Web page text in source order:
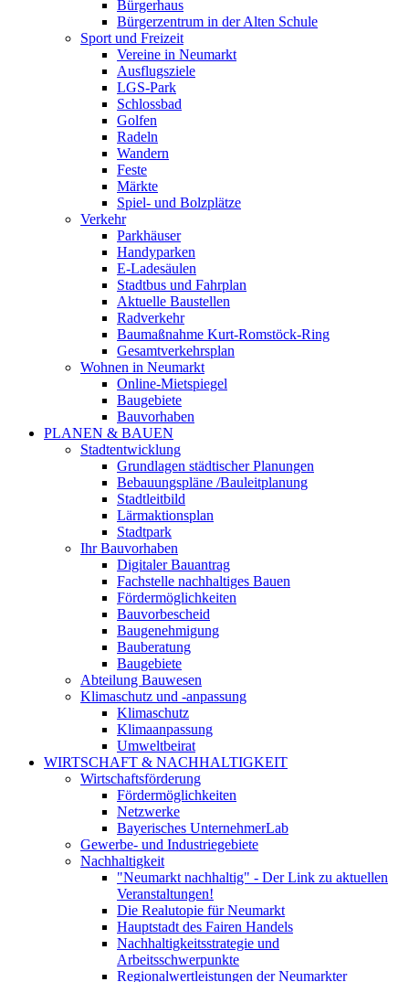
Bürgerhaus
Bürgerzentrum in der Alten Schule
Sport und Freizeit
Vereine in Neumarkt
Ausflugsziele
LGS-Park
Schlossbad
Golfen
Radeln
Wandern
Feste
Märkte
Spiel- und Bolzplätze
Verkehr
Parkhäuser
Handyparken
E-Ladesäulen
Stadtbus und Fahrplan
Aktuelle Baustellen
Radverkehr
Baumaßnahme Kurt-Romstöck-Ring
Gesamtverkehrsplan
Wohnen in Neumarkt
Online-Mietspiegel
Baugebiete
Bauvorhaben
PLANEN & BAUEN
Stadtentwicklung
Grundlagen städtischer Planungen
Bebauungspläne /Bauleitplanung
Stadtleitbild
Lärmaktionsplan
Stadtpark
Ihr Bauvorhaben
Digitaler Bauantrag
Fachstelle nachhaltiges Bauen
Fördermöglichkeiten
Bauvorbescheid
Baugenehmigung
Bauberatung
Baugebiete
Abteilung Bauwesen
Klimaschutz und -anpassung
Klimaschutz
Klimaanpassung
Umweltbeirat
WIRTSCHAFT & NACHHALTIGKEIT
Wirtschaftsförderung
Fördermöglichkeiten
Netzwerke
Bayerisches UnternehmerLab
Gewerbe- und Industriegebiete
Nachhaltigkeit
"Neumarkt nachhaltig" - Der Link zu aktuellen
Veranstaltungen!
Die Realutopie für Neumarkt
Hauptstadt des Fairen Handels
Nachhaltigkeitsstrategie und
Arbeitsschwerpunkte
Regionalwertleistungen der Neumarkter